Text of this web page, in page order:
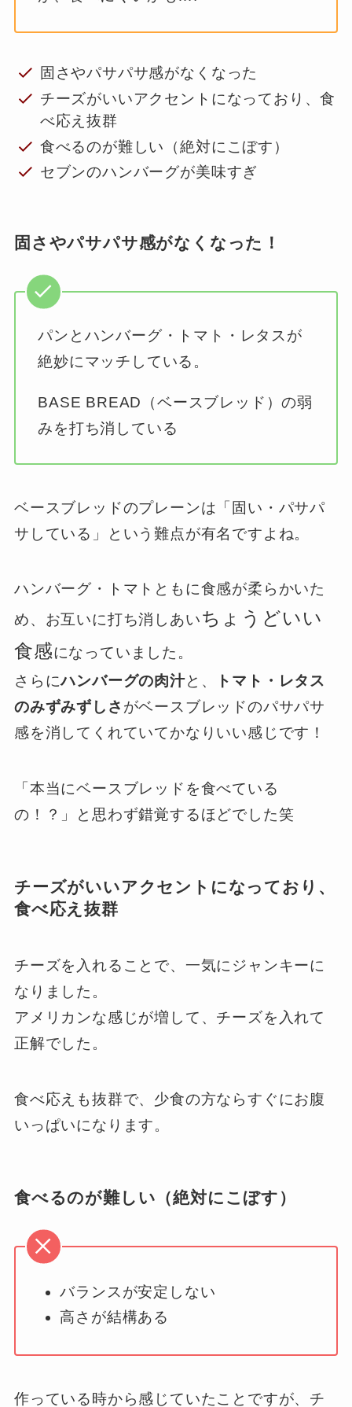
固さやパサパサ感がなくなった
チーズがいいアクセントになっており、食
べ応え抜群
食べるのが難しい（絶対にこぼす）
セブンのハンバーグが美味すぎ
固さやパサパサ感がなくなった！
パンとハンバーグ・トマト・レタスが
絶妙にマッチしている。
BASE BREAD（ベースブレッド）の弱
みを打ち消している
ベースブレッドのプレーンは「固い・パサパ
サしている」という難点が有名ですよね。
ハンバーグ・トマトともに食感が柔らかいた
め、お互いに打ち消しあいちょうどいい
食感になっていました。
さらにハンバーグの肉汁と、
トマト・レタス
のみずみずしさ がベースブレッドのパサパサ
感を消してくれていてかなりいい感じです！
「本当にベースブレッドを食べている
の！？」と思わず錯覚するほどでした笑
チーズがいいアクセントになっており、
食べ応え抜群
チーズを入れることで、一気にジャンキーに
なりました。
アメリカンな感じが増して、チーズを入れて
正解でした。
食べ応えも抜群で、少食の方ならすぐにお腹
いっぱいになります。
食べるのが難しい（絶対にこぼす）
バランスが安定しない
高さが結構ある
作っている時から感じていたことですが、チ